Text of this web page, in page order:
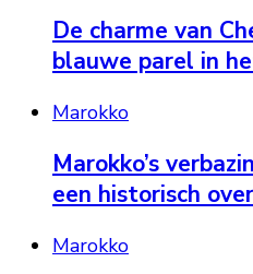
De charme van
blauwe parel in
Marokko
Marokko’s
een historisch
Marokko